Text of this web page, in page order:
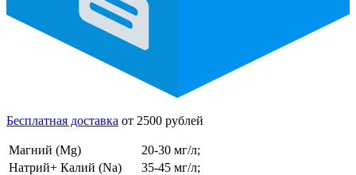
Бесплатная доставка от 2500 рублей
Магний (Mg)
20-30 мг/л;
Натрий+ Калий (Na)
35-45 мг/л;